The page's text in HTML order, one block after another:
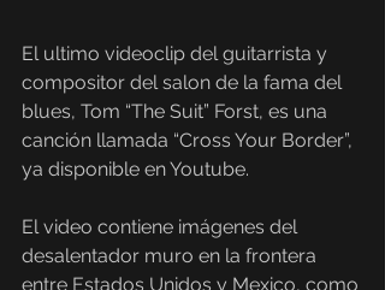
El ultimo videoclip del guitarrista y
compositor del salon de la fama del
blues, Tom “The Suit” Forst, es una
canción llamada “Cross Your Border”,
ya disponible en Youtube.
El video contiene imágenes del
desalentador muro en la frontera
entre Estados Unidos y Mexico, como